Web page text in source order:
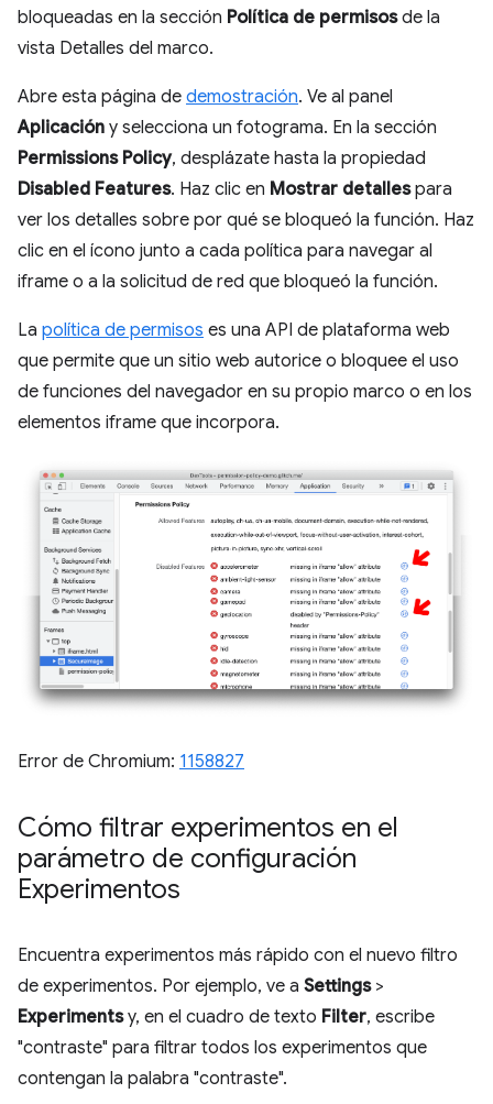
bloqueadas en la sección Política de permisosde la
vista Detalles del marco.
Abre esta página de demostración. Ve al panel
Aplicación y selecciona un fotograma. En la sección
Permissions Policy, desplázate hasta la propiedad
Disabled Features. Haz clic en Mostrar detallespara
ver los detalles sobre por qué se bloqueó la función. Haz
clic en el ícono junto a cada política para navegar al
iframe o a la solicitud de red que bloqueó la función.
La política de permisos es una API de plataforma web
que permite que un sitio web autorice o bloquee el uso
de funciones del navegador en su propio marco o en los
elementos iframe que incorpora.
Error de Chromium: 1158827
Cómo filtrar experimentos en el
parámetro de configuración
Experimentos
Encuentra experimentos más rápido con el nuevo filtro
de experimentos. Por ejemplo, ve a Settings>
Experimentsy, en el cuadro de texto Filter, escribe
"contraste" para filtrar todos los experimentos que
contengan la palabra "contraste".